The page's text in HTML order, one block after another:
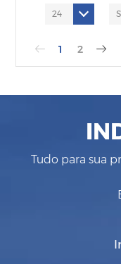
1 2
Tudo para sua